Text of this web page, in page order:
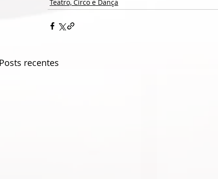
Teatro, Circo e Dança
recentes